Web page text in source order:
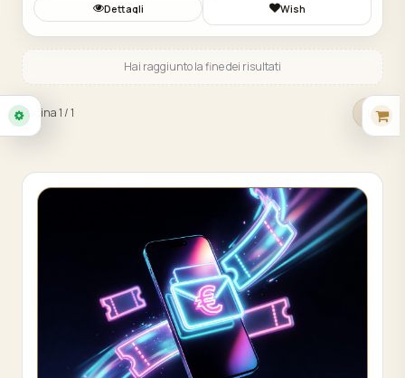
Dettagli Wish
Hai raggiunto la fine dei risultati
Pagina 1 / 1